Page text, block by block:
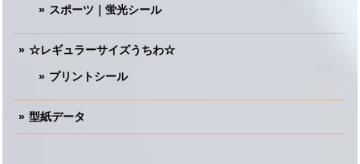
スポーツ｜蛍光シール
☆レギュラーサイズうちわ☆
プリントシール
型紙データ